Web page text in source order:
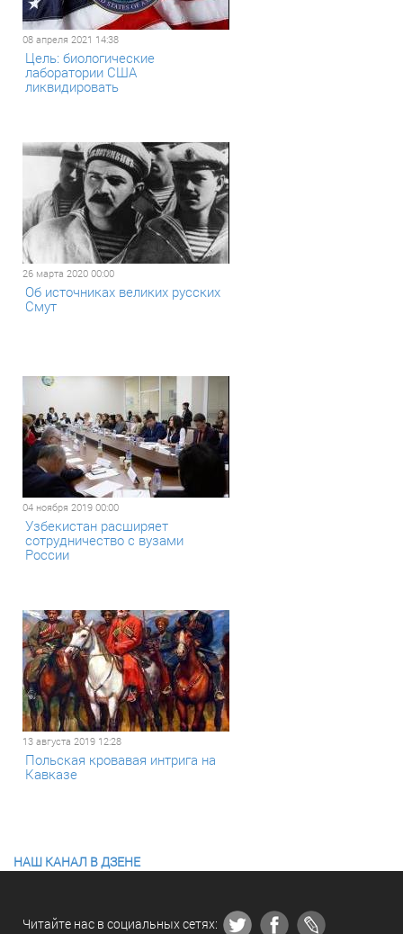
08 апреля 2021 14:38
Цель: биологические
лаборатории США
ликвидировать
26 марта 2020 00:00
Об источниках великих русских
Смут
04 ноября 2019 00:00
Узбекистан расширяет
сотрудничество с вузами
России
13 августа 2019 12:28
Польская кровавая интрига на
Кавказе
НАШ КАНАЛ В ДЗЕНЕ
Читайте нас в социальных сетях: